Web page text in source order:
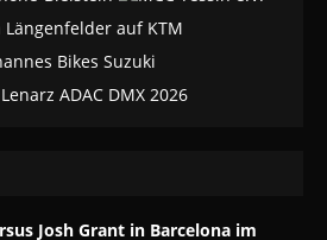
Josh Grant in Barcelona im